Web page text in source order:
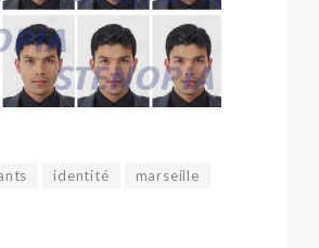
identité
marseille